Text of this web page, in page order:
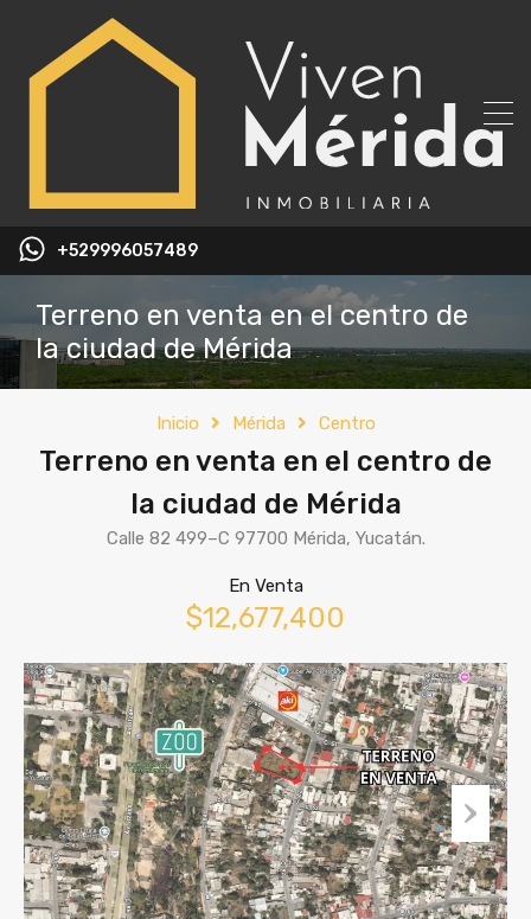
+529996057489
Terreno en venta en el centro de
la ciudad de Mérida
Inicio Mérida Centro
Terreno en venta en el centro de
la ciudad de Mérida
Calle 82 499–C 97700 Mérida, Yucatán.
En Venta
$12,677,400